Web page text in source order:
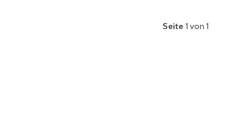
Seite 1 von 1